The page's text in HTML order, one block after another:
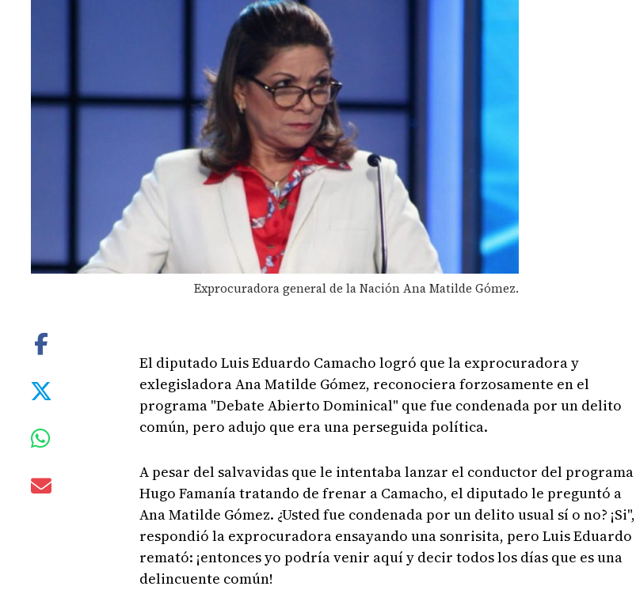
Exprocuradora general de la Nación Ana Matilde Gómez.
El diputado Luis Eduardo Camacho logró que la exprocuradora y
exlegisladora Ana Matilde Gómez, reconociera forzosamente en el
programa "Debate Abierto Dominical" que fue condenada por un delito
común, pero adujo que era una perseguida política.
A pesar del salvavidas que le intentaba lanzar el conductor del programa
Hugo Famanía tratando de frenar a Camacho, el diputado le preguntó a
Ana Matilde Gómez. ¿Usted fue condenada por un delito usual sí o no? ¡Si",
respondió la exprocuradora ensayando una sonrisita, pero Luis Eduardo
remató: ¡entonces yo podría venir aquí y decir todos los días que es una
delincuente común!